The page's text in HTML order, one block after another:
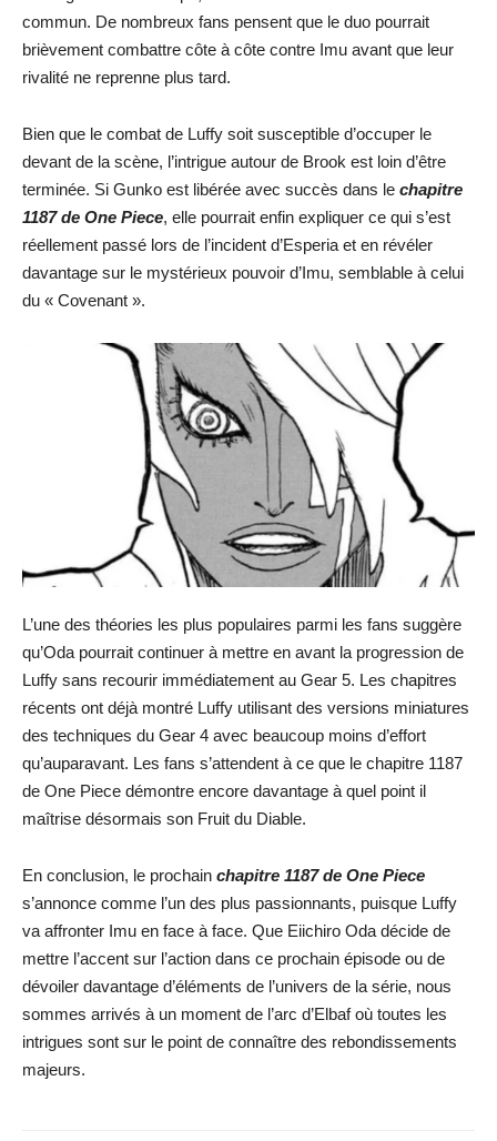
commun. De nombreux fans pensent que le duo pourrait
brièvement combattre côte à côte contre Imu avant que leur
rivalité ne reprenne plus tard.
Bien que le combat de Luffy soit susceptible d’occuper le
devant de la scène, l’intrigue autour de Brook est loin d’être
terminée. Si Gunko est libérée avec succès dans le chapitre
1187 de One Piece, elle pourrait enfin expliquer ce qui s’est
réellement passé lors de l’incident d’Esperia et en révéler
davantage sur le mystérieux pouvoir d’Imu, semblable à celui
du « Covenant ».
L’une des théories les plus populaires parmi les fans suggère
qu’Oda pourrait continuer à mettre en avant la progression de
Luffy sans recourir immédiatement au Gear 5. Les chapitres
récents ont déjà montré Luffy utilisant des versions miniatures
des techniques du Gear 4 avec beaucoup moins d’effort
qu’auparavant. Les fans s’attendent à ce que le chapitre 1187
de One Piece démontre encore davantage à quel point il
maîtrise désormais son Fruit du Diable.
En conclusion, le prochain chapitre 1187 de One Piece
s’annonce comme l’un des plus passionnants, puisque Luffy
va affronter Imu en face à face. Que Eiichiro Oda décide de
mettre l’accent sur l’action dans ce prochain épisode ou de
dévoiler davantage d’éléments de l’univers de la série, nous
sommes arrivés à un moment de l’arc d’Elbaf où toutes les
intrigues sont sur le point de connaître des rebondissements
majeurs.